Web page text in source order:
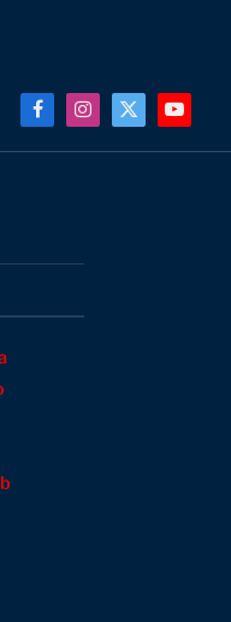
FacebookInstagram
X
YouTube